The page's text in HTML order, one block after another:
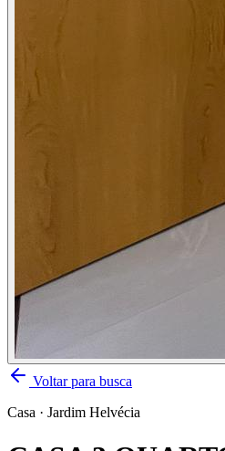
Voltar para busca
Casa · Jardim Helvécia